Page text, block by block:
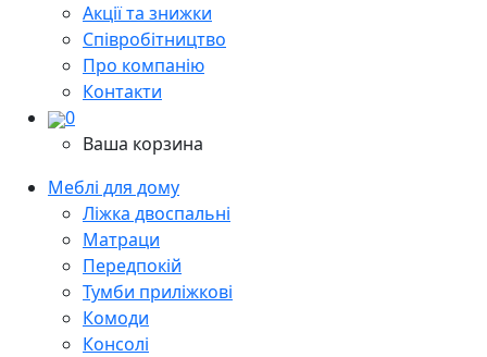
Акції та знижки
Cпівробітництво
Про компанію
Контакти
0
Ваша корзина
Меблі для дому
Ліжка двоспальні
Матраци
Передпокій
Тумби приліжкові
Комоди
Консолі